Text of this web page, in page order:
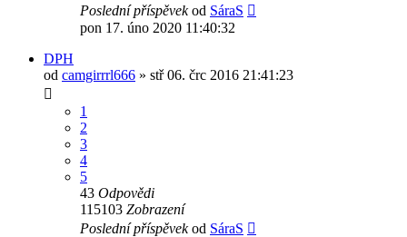
Poslední příspěvekod SáraS
pon 17. úno 2020 11:40:32
DPH
od camgirrrl666 » stř 06. črc 2016 21:41:23
1
2
3
4
5
43 Odpovědi
115103 Zobrazení
Poslední příspěvekod SáraS